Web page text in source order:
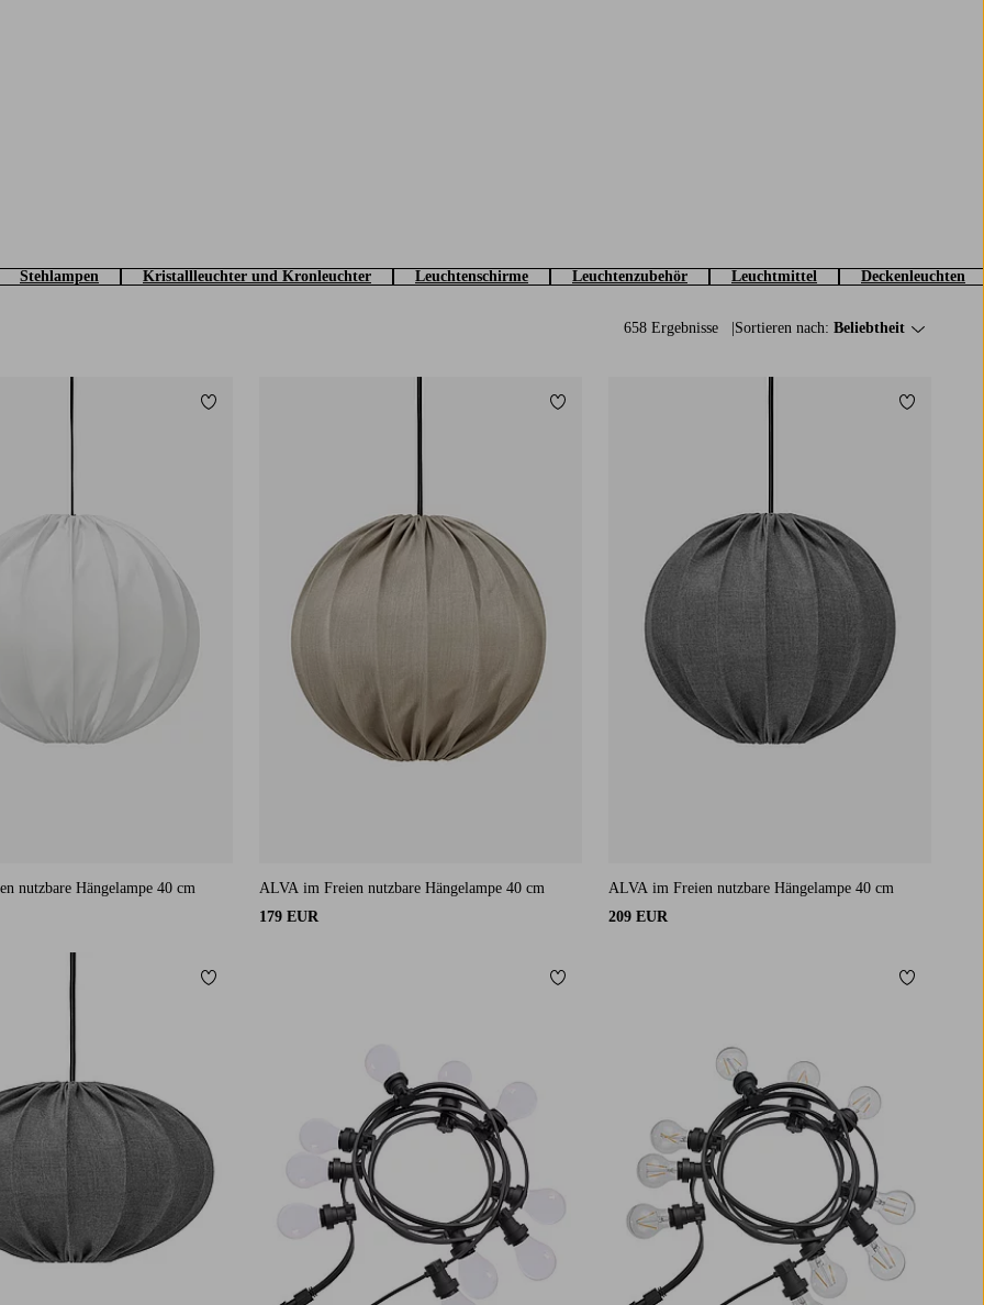
Stehlampen Kristallleuchter und Kronleuchter Leuchtenschirme Leuchtenzubehör Leuchtmittel Deckenleuchten
658 Ergebnisse Sortieren nach: Beliebtheit
nutzbare Hängelampe 40 cm
Zu Favoriten hinzufügen
ALVA im Freien nutzbare Hängelampe 40 cm
179 EUR
Zu Favoriten hinzufügen
ALVA im Freien nutzbare Hängelampe 40 cm
209 EUR
Zu
Zu Favoriten hinzufügen Zu Favoriten hinzufügen Zu